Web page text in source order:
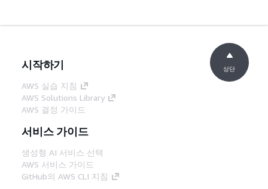
시작하기
AWS 실습 지침
AWS Solutions Library
AWS 결정 가이드
서비스 가이드
생성형 AI 서비스 선택
AWS 서비스 가이드
GitHub의 AWS CLI 지침
상단